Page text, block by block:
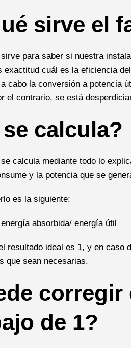
sirve el
para saber si nuestra
exactitud cuál es la eficiencia
cabo la conversión a potencia
el contrario, se está
calcula?
calcula mediante todo lo
y la potencia que se
es la siguiente:
absorbida/ energía útil
resultado ideal es 1, y en caso
que sean necesarias.
de 1?